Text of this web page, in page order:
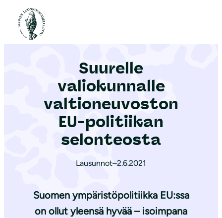
Etusivu
Suurelle
valiokunnalle
valtioneuvoston
EU-politiikan
selonteosta
Lausunnot–2.6.2021
Suomen ympäristöpolitiikka EU:ssa
on ollut yleensä hyvää – isoimpana